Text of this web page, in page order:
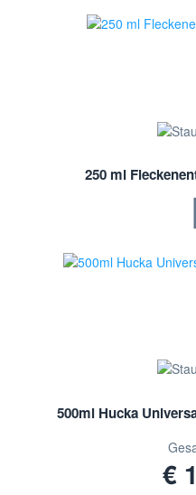
250 ml
500ml Hucka
€